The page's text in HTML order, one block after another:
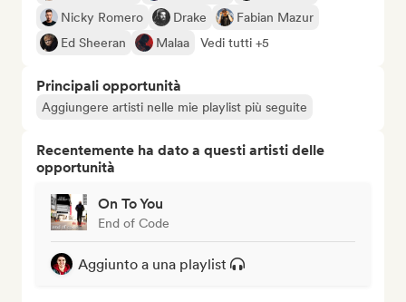
Nicky Romero
Drake
Fabian Mazur
Ed Sheeran
Malaa Vedi tutti +5
Principali opportunità
Aggiungere artisti nelle mie playlist più seguite
Recentemente ha dato a questi artisti delle
opportunità
On To You
End of Code
Aggiunto a una playlist